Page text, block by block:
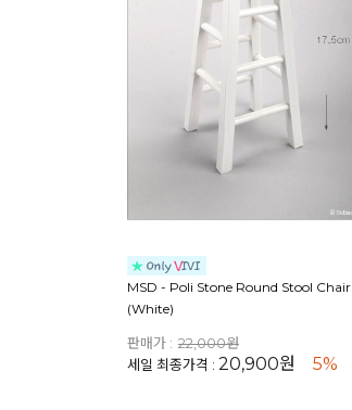
MSD - Poli Stone Round Stool Chair
(White)
판매가 : 22,000원
세일 최종가격 : 20,900원 5%